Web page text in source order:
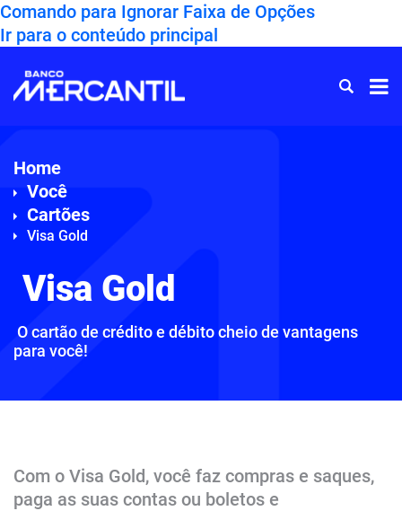
Comando para Ignorar Faixa de Opções
Ir para o conteúdo principal
para
Home
Home
Você
Cartões
Visa Gold
Visa Gold
O cartão de crédito e débito cheio de vantagens
para você!
Com o Visa Gold, você faz compras e saques,
paga as suas contas ou boletos e